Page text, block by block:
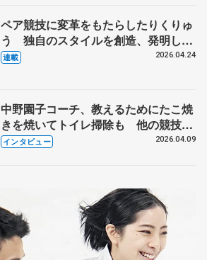
ペア競技に変革をもたらしたりくりゅ
う 独自のスタイルを創造、発明した
【引退発表後②】
連載 2026.04.24
中野園子コーチ、教えるためにたこ焼
きを焼いてトイレ掃除も 他の競技に
も通用するという坂本花織の筋肉
インタビュー 2026.04.09